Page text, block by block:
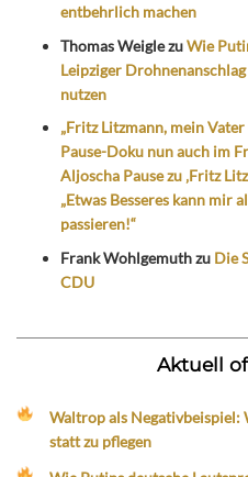
entbehrlich machen
Thomas WeiglezuWie
Leipziger
nutzen
„Fritz Litzmann, mein
Pause-Doku nun auch im
Aljoscha Pause zu ‚Fritz
„Etwas Besseres kann mir
passieren!“
Frank Wohlgemuthzu Die
CDU
Aktuell
Waltrop als Negativbeispiel:
statt zu pflegen